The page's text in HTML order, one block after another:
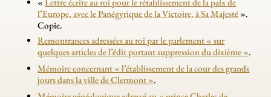
l’Europe, avec le Panégyrique de la Victoire, à Sa Majesté ».
Copie.
Remontrances adressées au roi par le parlement « sur
quelques articles de l’édit portant suppression du dixième ».
Mémoire concernant « l’établissement de la cour des grands
jours dans la ville de Clermont ».